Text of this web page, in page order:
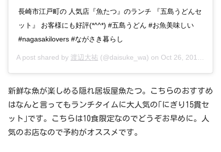
長崎市江戸町の 人気店『魚たつ』のランチ 『五島うどんセ
ット』 お客様にも好評(*^^*) #五島うどん #お魚美味しい
#nagasakilovers #ながさき暮らし
A post shared by 渡辺大祐 (@daisuke_wa) on Oct 26, 2017 at 6:51am PDT
新鮮な魚が楽しめる隠れ居坂屋魚たつ。こちらのおすすめ
はなんと言ってもランチタイムに大人気の｢にぎり15貫セ
ット｣です。こちらは10食限定なのでどうぞお早めに。人
気のお店なので予約がオススメです。